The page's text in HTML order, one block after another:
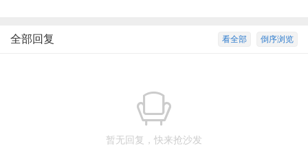
倒序浏览
看全部
全部回复
暂无回复，快来抢沙发